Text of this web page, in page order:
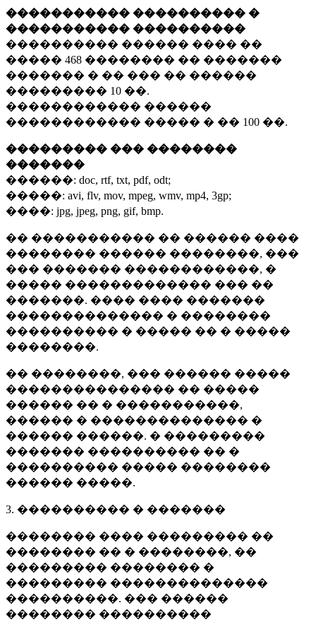
����������� ���������� �
����������� ����������
���������� ������ ���� ��
����� 468 �������� �� �������
������� � �� ��� �� ������
��������� 10 ��.
������������ ������
������������ ����� � �� 100 ��.
��������� ��� ��������
�������
������: doc, rtf, txt, pdf, odt;
�����: avi, flv, mov, mpeg, wmv, mp4, 3gp;
����: jpg, jpeg, png, gif, bmp.
�� ����������� �� ������ ����
�������� ������ ��������, ���
��� ������� ������������, �
����� ������������� ��� ��
�������. ���� ���� �������
�������������� � ��������
���������� � ����� �� � �����
��������.
�� ��������, ��� ������ �����
��������������� �� �����
������ �� � �����������,
������ � �������������� �
������ ������. � ���������
������� ���������� �� �
���������� ����� ��������
������ �����.
3. ���������� � �������
�������� ���� ��������� ��
�������� �� � ��������, ��
��������� �������� �
��������� ��������������
����������. ��� ������
�������� ����������